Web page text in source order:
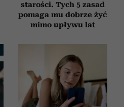
starości. Tych 5 zasad
pomaga mu dobrze żyć
mimo upływu lat